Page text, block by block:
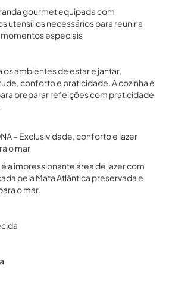
gourmet equipada com
utensílios necessários para reunir a
especiais
os ambientes de estar e jantar,
conforto e praticidade. A cozinha é
preparar refeições com praticidade
– Exclusividade, conforto e lazer
o mar
a impressionante área de lazer com
pela Mata Atlântica preservada e
o mar.